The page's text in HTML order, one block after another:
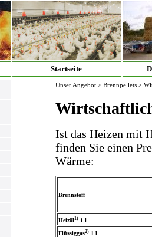
Startseite
Unser Angebot > Brennpellets >
Ist das Heizen mit
finden Sie einen
Wärme:
Brennstoff
Heizöl1)1 l
Flüssiggas2)1 l